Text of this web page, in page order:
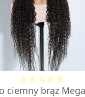
DO KOSZYKA
ciemny brąz